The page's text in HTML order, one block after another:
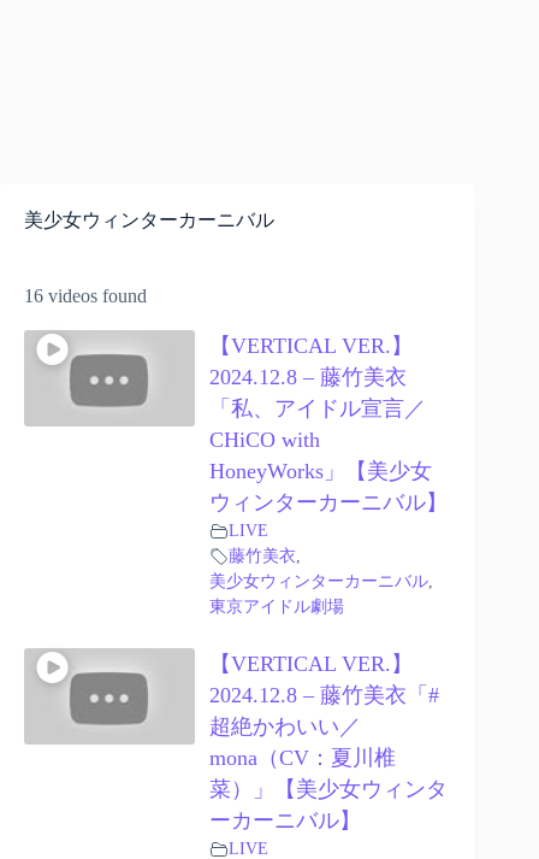
美少女ウィンターカーニバル
16 videos found
【VERTICAL VER.】
2024.12.8 – 藤竹美衣
「私、アイドル宣言／
CHiCO with
HoneyWorks」【美少女
ウィンターカーニバル】
LIVE
藤竹美衣
美少女ウィンターカーニバル,
東京アイドル劇場
【VERTICAL VER.】
2024.12.8 – 藤竹美衣「#
超絶かわいい／
mona（CV：夏川椎
菜）」【美少女ウィンタ
ーカーニバル】
LIVE